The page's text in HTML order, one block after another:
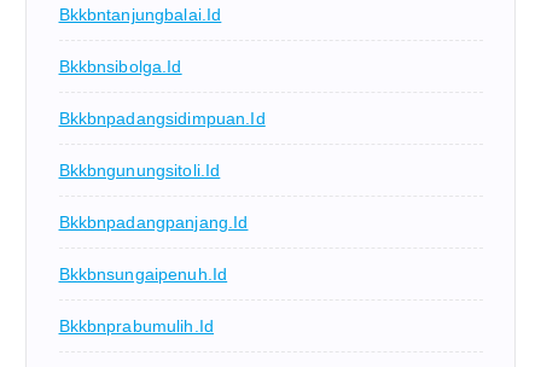
Bkkbntanjungbalai.id
Bkkbnsibolga.id
Bkkbnpadangsidimpuan.id
Bkkbngunungsitoli.id
Bkkbnpadangpanjang.id
Bkkbnsungaipenuh.id
Bkkbnprabumulih.id